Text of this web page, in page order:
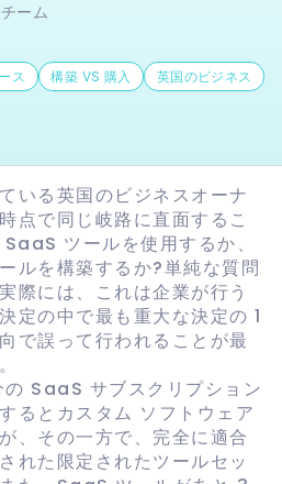
ーム
ス 構築 VS 購入
英国のビジネス
いる英国のビジネスオーナ
点で同じ岐路に直面するこ
ツールを使用するか、
ルを構築するか?単純な質問
際には、これは企業が行う
定の中で最も重大な決定の 1
で誤って行われることが最
SaaS サブスクリプション
るとカスタム ソフトウェア
、その一方で、完全に適合
れた限定されたツールセッ